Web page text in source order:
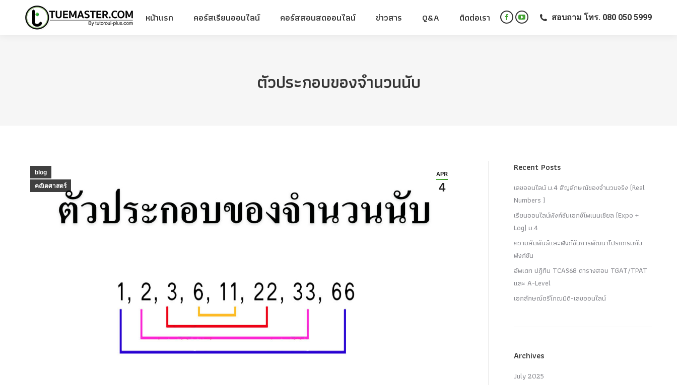
หน้าแรก คอร์สเรียนออนไลน์ คอร์สสอนสดออนไลน์ ข่าวสาร Q&A ติดต่อเรา
FacebookYouTube สอบถาม โทร. 080 050 5999
ตัวประกอบของจำนวนนับ
APR
4
blog
คณิตศาสตร์
Recent Posts
เลขออนไลน์ ม.4 สัญลักษณ์ของจำนวนจริง (Real
Numbers )
เรียนออนไลน์ฟังก์ชันเอกซ์โพเนนเชียล (Expo +
Log) ม.4
ความสัมพันธ์และฟังก์ชันการพัฒนาโปรแกรมกับ
ฟังก์ชัน
อัพเดท ปฏิทิน TCAS68 ตารางสอบ TGAT/TPAT
และ A-Level
เอกลักษณ์ตรีโกณมิติ-เลขออนไลน์
Archives
July 2025
หน้าแรก คอร์สเรียนออนไลน์ คอร์สสอนสดออนไลน์ ข่าวสาร Q&A ติดต่อเรา
FacebookYouTube สอบถาม โทร. 080 050 5999